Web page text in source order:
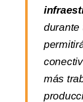
durante
más